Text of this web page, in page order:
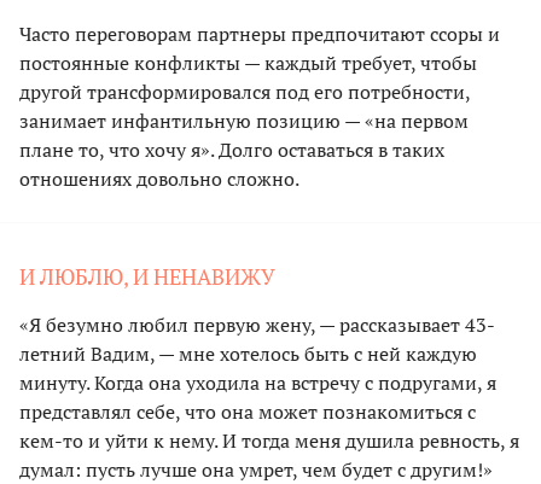
Часто переговорам партнеры предпочитают ссоры и
постоянные конфликты — каждый требует, чтобы
другой трансформировался под его потребности,
занимает инфантильную позицию — «на первом
плане то, что хочу я». Долго оставаться в таких
отношениях довольно сложно.
И ЛЮБЛЮ, И НЕНАВИЖУ
«Я безумно любил первую жену, — рассказывает 43-
летний Вадим, — мне хотелось быть с ней каждую
минуту. Когда она уходила на встречу с подругами, я
представлял себе, что она может познакомиться с
кем-то и уйти к нему. И тогда меня душила ревность, я
думал: пусть лучше она умрет, чем будет с другим!»